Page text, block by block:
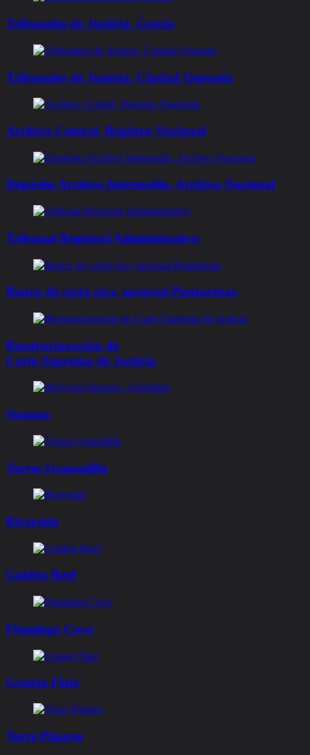
Tribunales de Justicia, Grecia
Tribunales de Justicia, Ciudad Quesada
Archivo Central, Registro Nacional
Depósito Archivo Intermedio, Archivo Nacional
Tribunal Registral Administrativo
Banco de costa rica, sucursal Puntarenas
Reestructuración de
Corte Suprema de Justicia
Stanzza
Torres Granadilla​
Riverside
Golden Reef
Flamingo Cove
Granja Flatz
Torre Pinares